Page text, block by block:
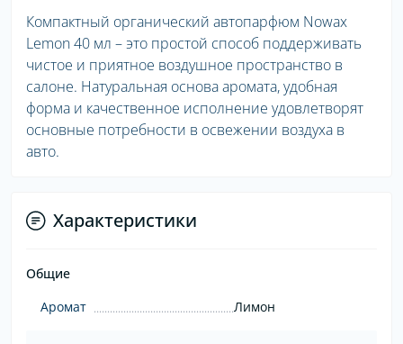
Компактный органический автопарфюм Nowax
Lemon 40 мл – это простой способ поддерживать
чистое и приятное воздушное пространство в
салоне. Натуральная основа аромата, удобная
форма и качественное исполнение удовлетворят
основные потребности в освежении воздуха в
авто.
Характеристики
Общие
Аромат
Лимон